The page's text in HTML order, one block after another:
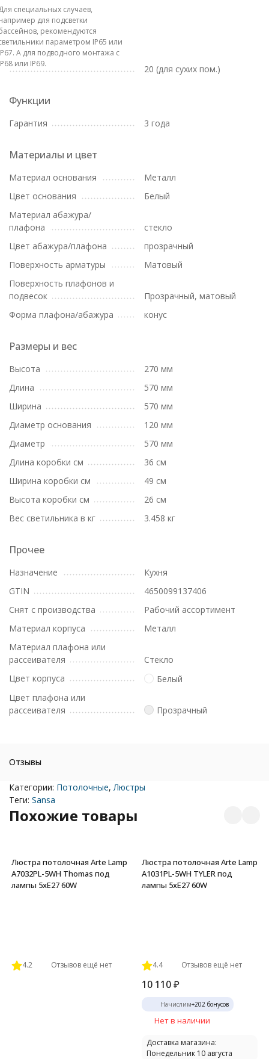
специальных случаев,
для подсветки
рекомендуются
параметром IP65 или
А для подводного монтажа с
или IP69.
20 (для сухих пом.)
Функции
Гарантия 3 года
Материалы и цвет
Материал основания
Металл
Цвет основания
Белый
Материал абажура/
плафона
стекло
Цвет абажура/плафона
прозрачный
Поверхность арматуры
Матовый
Поверхность плафонов и
подвесок
Прозрачный, матовый
Форма плафона/абажура
конус
Размеры и вес
Высота
270 мм
Длина
570 мм
Ширина
570 мм
Диаметр основания
120 мм
Диаметр
570 мм
Длина коробки см
36 см
Ширина коробки см
49 см
Высота коробки см
26 см
Вес светильника в кг
3.458 кг
Прочее
Назначение
Кухня
GTIN
4650099137406
Снят с производства
Рабочий ассортимент
Материал корпуса
Металл
Материал плафона или
рассеивателя
Стекло
Цвет корпуса
Белый
Цвет плафона или
рассеивателя
Прозрачный
Отзывы
Категории: Потолочные, Люстры
Теги: Sansa
Похожие товары
Люстра потолочная Arte Lamp
A7032PL-5WH Thomas под
лампы 5xE27 60W
4.2 Отзывов ещё нет
Люстра потолочная Arte Lamp
A1031PL-5WH TYLER под
лампы 5xE27 60W
4.4 Отзывов ещё нет
10 110 ₽
Начислим+202 бонусов
Нет в наличии
Доставка магазина:
Понедельник 10 августа